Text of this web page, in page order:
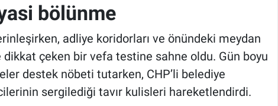
bölünme
adliye koridorları ve önündeki meydan
çeken bir vefa testine sahne oldu. Gün boyu
destek nöbeti tutarken, CHP’li belediye
sergilediği tavır kulisleri hareketlendirdi.